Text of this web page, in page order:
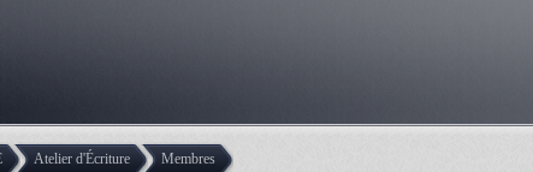
Atelier d'Écriture Membres